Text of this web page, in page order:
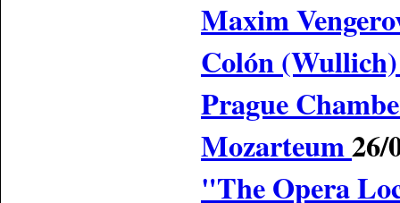
Maxim
Colón
Prague
Mozarteum26/
"The Opera